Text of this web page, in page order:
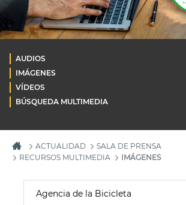
AUDIOS
IMÁGENES
VÍDEOS
BÚSQUEDA MULTIMEDIA
ACTUALIDAD
SALA DE PRENSA
RECURSOS MULTIMEDIA
IMÁGENES
Agencia de la Bicicleta